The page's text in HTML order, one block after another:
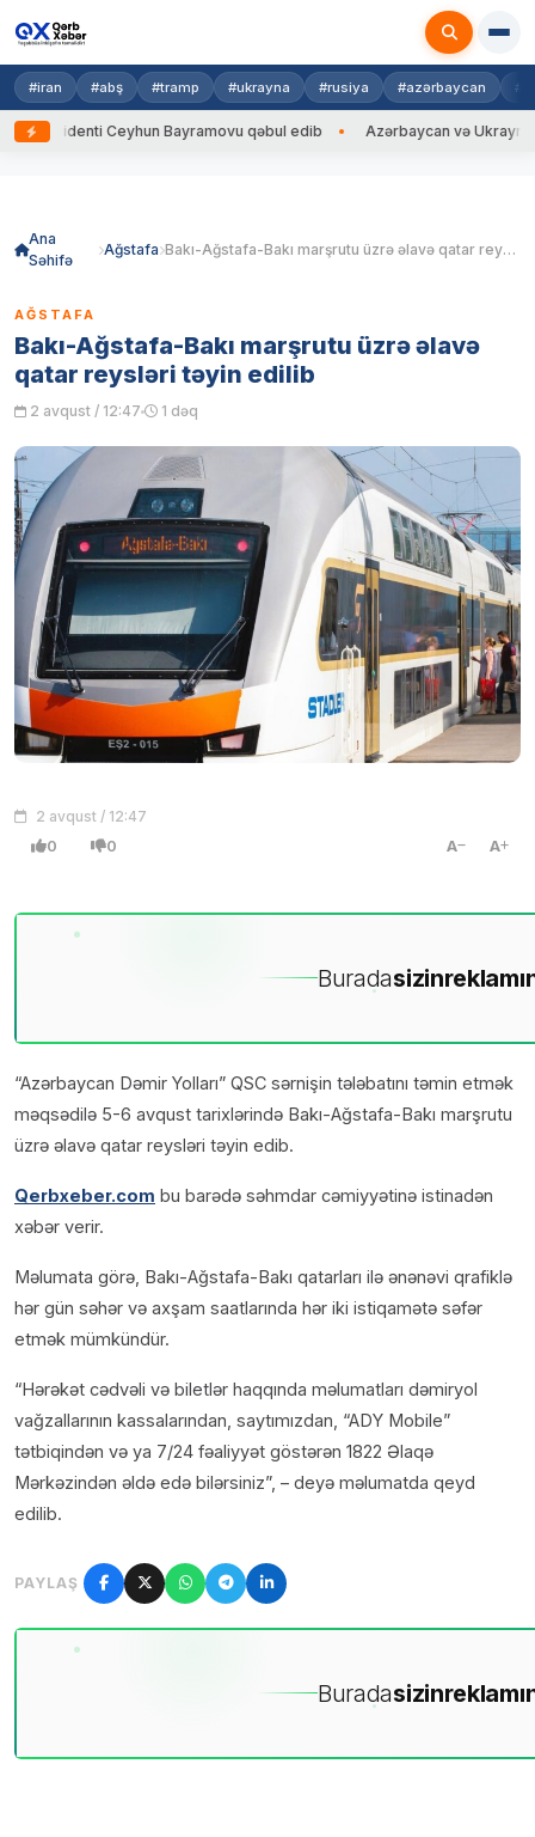
#iran #abş #tramp #ukrayna #rusiya #azərbaycan
Ceyhun Bayramovu qəbul edib Azərbaycan və Ukrayna XİN
Ana
Səhifə
Ağstafa Bakı-Ağstafa-Bakı marşrutu üzrə əlavə qatar reysləri təyin edilib
AĞSTAFA
Bakı-Ağstafa-Bakı marşrutu üzrə əlavə
qatar reysləri təyin edilib
2 avqust / 12:47 1 dəq
2 avqust / 12:47
0 0 A A
Buradasizin
“Azərbaycan Dəmir Yolları” QSC sərnişin tələbatını təmin etmək
məqsədilə 5-6 avqust tarixlərində Bakı-Ağstafa-Bakı marşrutu
üzrə əlavə qatar reysləri təyin edib.
Qerbxeber.com bu barədə səhmdar cəmiyyətinə istinadən
xəbər verir.
Məlumata görə, Bakı-Ağstafa-Bakı qatarları ilə ənənəvi qrafiklə
hər gün səhər və axşam saatlarında hər iki istiqamətə səfər
etmək mümkündür.
“Hərəkət cədvəli və biletlər haqqında məlumatları dəmiryol
vağzallarının kassalarından, saytımızdan, “ADY Mobile”
tətbiqindən və ya 7/24 fəaliyyət göstərən 1822 Əlaqə
Mərkəzindən əldə edə bilərsiniz”, – deyə məlumatda qeyd
edilib.
PAYLAŞ
Buradasizin